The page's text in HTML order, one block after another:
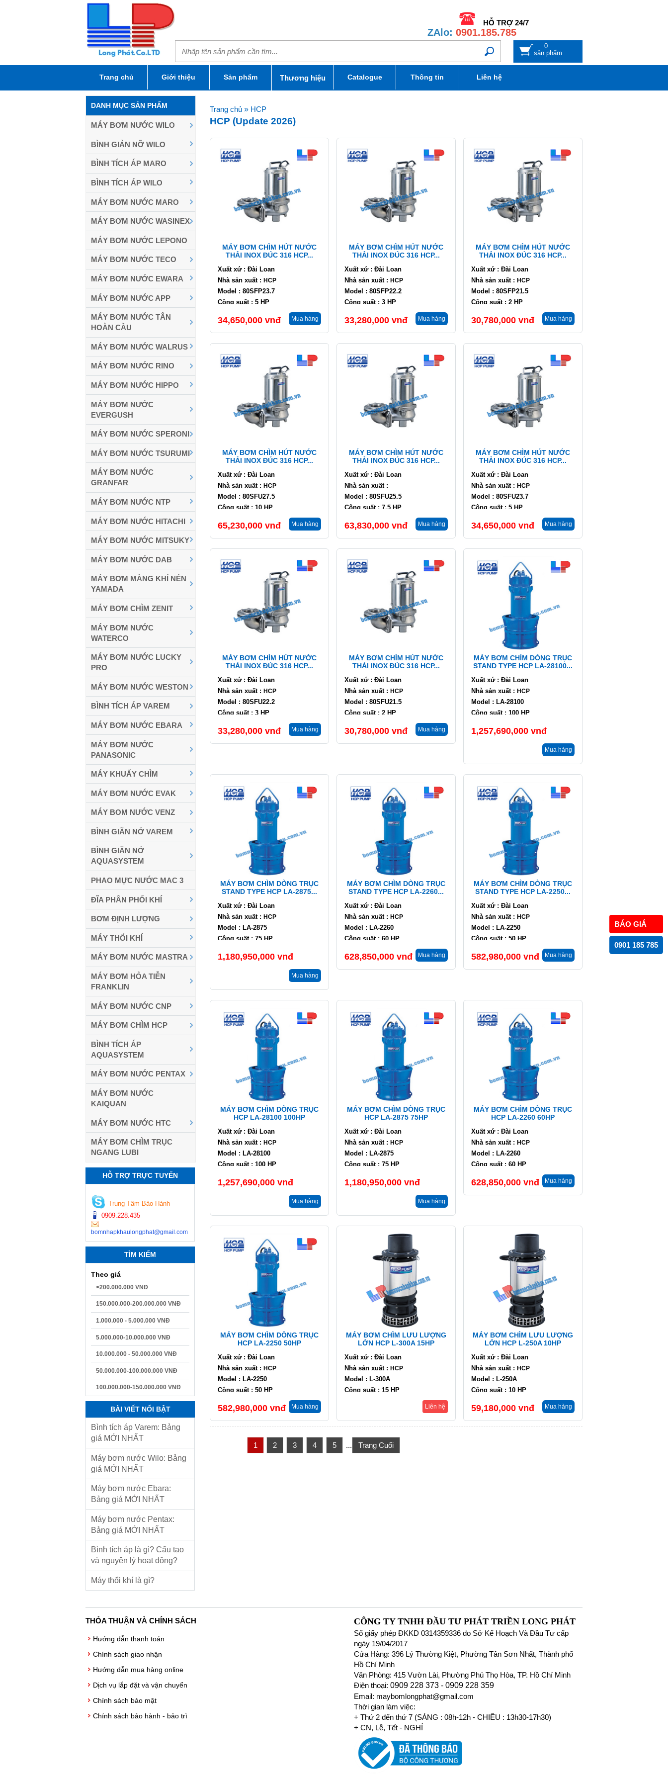
BÁO GIÁ
0901 185 785
HỖ TRỢ 24/7
ZAlo: 0901.185.785
0
sản phẩm
Trang chủ Giới thiệu Sản phẩm Thương hiệu Catalogue Thông tin Liên hệ
DANH MỤC SẢN PHẨM
MÁY BƠM NƯỚC WILO
BÌNH GIẢN NỠ WILO
BÌNH TÍCH ÁP MARO
BÌNH TÍCH ÁP WILO
MÁY BƠM NƯỚC MARO
MÁY BƠM NƯỚC WASINEX
MÁY BƠM NƯỚC LEPONO
MÁY BƠM NƯỚC TECO
MÁY BƠM NƯỚC EWARA
MÁY BƠM NƯỚC APP
MÁY BƠM NƯỚC TÂN
HOÀN CẦU
MÁY BƠM NƯỚC WALRUS
MÁY BƠM NƯỚC RINO
MÁY BƠM NƯỚC HIPPO
MÁY BƠM NƯỚC
EVERGUSH
MÁY BƠM NƯỚC SPERONI
MÁY BƠM NƯỚC TSURUMI
MÁY BƠM NƯỚC
GRANFAR
MÁY BƠM NƯỚC NTP
MÁY BƠM NƯỚC HITACHI
MÁY BƠM NƯỚC MITSUKY
MÁY BƠM NƯỚC DAB
MÁY BƠM MÀNG KHÍ NÉN
YAMADA
MÁY BƠM CHÌM ZENIT
MÁY BƠM NƯỚC
WATERCO
MÁY BƠM NƯỚC LUCKY
PRO
MÁY BƠM NƯỚC WESTON
BÌNH TÍCH ÁP VAREM
MÁY BƠM NƯỚC EBARA
MÁY BƠM NƯỚC
PANASONIC
MÁY KHUẤY CHÌM
MÁY BƠM NƯỚC EVAK
MÁY BOM NƯỚC VENZ
BÌNH GIÃN NỞ VAREM
BÌNH GIÃN NỞ
AQUASYSTEM
PHAO MỰC NƯỚC MAC 3
ĐĨA PHÂN PHỐI KHÍ
BƠM ĐỊNH LƯỢNG
MÁY THỔI KHÍ
MÁY BƠM NƯỚC MASTRA
MÁY BƠM HỎA TIỄN
FRANKLIN
MÁY BƠM NƯỚC CNP
MÁY BƠM CHÌM HCP
BÌNH TÍCH ÁP
AQUASYSTEM
MÁY BƠM NƯỚC PENTAX
MÁY BƠM NƯỚC
KAIQUAN
MÁY BƠM NƯỚC HTC
MÁY BƠM CHÌM TRỤC
NGANG LUBI
HỖ TRỢ TRỰC TUYẾN
Trung Tâm Bảo Hành
0909.228.435
bomnhapkhaulongphat@gmail.com
TÌM KIẾM
Theo giá
>200.000.000 VNĐ
150.000.000-200.000.000 VNĐ
1.000.000 - 5.000.000 VNĐ
5.000.000-10.000.000 VNĐ
10.000.000 - 50.000.000 VNĐ
50.000.000-100.000.000 VNĐ
100.000.000-150.000.000 VNĐ
BÀI VIẾT NỔI BẬT
Bình tích áp Varem: Bảng
giá MỚI NHẤT
Máy bơm nước Wilo: Bảng
giá MỚI NHẤT
Máy bơm nước Ebara:
Bảng giá MỚI NHẤT
Máy bơm nước Pentax:
Bảng giá MỚI NHẤT
Bình tích áp là gì? Cấu tạo
và nguyên lý hoạt động?
Máy thổi khí là gì?
Trang chủ » HCP
HCP (Update 2026)
MÁY BƠM CHÌM HÚT NƯỚC
THẢI INOX ĐÚC 316 HCP...
Xuất xứ : Đài Loan
Nhà sản xuất : HCP
Model : 80SFP23.7
Công suất : 5 HP
Cột áp : 20.5 m
34,650,000 vnđ Mua hàng
MÁY BƠM CHÌM HÚT NƯỚC
THẢI INOX ĐÚC 316 HCP...
Xuất xứ : Đài Loan
Nhà sản xuất : HCP
Model : 80SFP22.2
Công suất : 3 HP
Cột áp : 13 m
33,280,000 vnđ Mua hàng
MÁY BƠM CHÌM HÚT NƯỚC
THẢI INOX ĐÚC 316 HCP...
Xuất xứ : Đài Loan
Nhà sản xuất : HCP
Model : 80SFP21.5
Công suất : 2 HP
Cột áp : 8.5 m
30,780,000 vnđ Mua hàng
MÁY BƠM CHÌM HÚT NƯỚC
THẢI INOX ĐÚC 316 HCP...
Xuất xứ : Đài Loan
Nhà sản xuất : HCP
Model : 80SFU27.5
Công suất : 10 HP
Cột áp : 26 m
65,230,000 vnđ Mua hàng
MÁY BƠM CHÌM HÚT NƯỚC
THẢI INOX ĐÚC 316 HCP...
Xuất xứ : Đài Loan
Nhà sản xuất :
Model : 80SFU25.5
Công suất : 7.5 HP
Cột áp : 21 m
63,830,000 vnđ Mua hàng
MÁY BƠM CHÌM HÚT NƯỚC
THẢI INOX ĐÚC 316 HCP...
Xuất xứ : Đài Loan
Nhà sản xuất : HCP
Model : 80SFU23.7
Công suất : 5 HP
Cột áp : 17.5 m
34,650,000 vnđ Mua hàng
MÁY BƠM CHÌM HÚT NƯỚC
THẢI INOX ĐÚC 316 HCP...
Xuất xứ : Đài Loan
Nhà sản xuất : HCP
Model : 80SFU22.2
Công suất : 3 HP
Cột áp : 13 m
33,280,000 vnđ Mua hàng
MÁY BƠM CHÌM HÚT NƯỚC
THẢI INOX ĐÚC 316 HCP...
Xuất xứ : Đài Loan
Nhà sản xuất : HCP
Model : 80SFU21.5
Công suất : 2 HP
Cột áp : 8.5 m
30,780,000 vnđ Mua hàng
MÁY BƠM CHÌM DÒNG TRỤC
STAND TYPE HCP LA-28100...
Xuất xứ : Đài Loan
Nhà sản xuất : HCP
Model : LA-28100
Công suất : 100 HP
Cột áp : 4 m
1,257,690,000 vnđ
Mua hàng
MÁY BƠM CHÌM DÒNG TRỤC
STAND TYPE HCP LA-2875...
Xuất xứ : Đài Loan
Nhà sản xuất : HCP
Model : LA-2875
Công suất : 75 HP
Cột áp : 3.5 m
1,180,950,000 vnđ
Mua hàng
MÁY BƠM CHÌM DÒNG TRỤC
STAND TYPE HCP LA-2260...
Xuất xứ : Đài Loan
Nhà sản xuất : HCP
Model : LA-2260
Công suất : 60 HP
Cột áp : 6 m
628,850,000 vnđ Mua hàng
MÁY BƠM CHÌM DÒNG TRỤC
STAND TYPE HCP LA-2250...
Xuất xứ : Đài Loan
Nhà sản xuất : HCP
Model : LA-2250
Công suất : 50 HP
Cột áp : 4 m
582,980,000 vnđ Mua hàng
MÁY BƠM CHÌM DÒNG TRỤC
HCP LA-28100 100HP
Xuất xứ : Đài Loan
Nhà sản xuất : HCP
Model : LA-28100
Công suất : 100 HP
Cột áp : 4 m
1,257,690,000 vnđ
Mua hàng
MÁY BƠM CHÌM DÒNG TRỤC
HCP LA-2875 75HP
Xuất xứ : Đài Loan
Nhà sản xuất : HCP
Model : LA-2875
Công suất : 75 HP
Cột áp : 3.5 m
1,180,950,000 vnđ
Mua hàng
MÁY BƠM CHÌM DÒNG TRỤC
HCP LA-2260 60HP
Xuất xứ : Đài Loan
Nhà sản xuất : HCP
Model : LA-2260
Công suất : 60 HP
Cột áp : 6 m
628,850,000 vnđ Mua hàng
MÁY BƠM CHÌM DÒNG TRỤC
HCP LA-2250 50HP
Xuất xứ : Đài Loan
Nhà sản xuất : HCP
Model : LA-2250
Công suất : 50 HP
Cột áp : 4 m
582,980,000 vnđ Mua hàng
MÁY BƠM CHÌM LƯU LƯỢNG
LỚN HCP L-300A 15HP
Xuất xứ : Đài Loan
Nhà sản xuất : HCP
Model : L-300A
Công suất : 15 HP
Liên hệ
MÁY BƠM CHÌM LƯU LƯỢNG
LỚN HCP L-250A 10HP
Xuất xứ : Đài Loan
Nhà sản xuất : HCP
Model : L-250A
Công suất : 10 HP
Cột áp : 4 m
59,180,000 vnđ Mua hàng
1 2 3 4 5 ... Trang Cuối
THỎA THUẬN VÀ CHÍNH SÁCH
Hướng dẫn thanh toán
Chính sách giao nhận
Hướng dẫn mua hàng online
Dịch vụ lắp đặt và vận chuyển
Chính sách bảo mật
Chính sách bảo hành - bảo trì
CÔNG TY TNHH ĐẦU TƯ PHÁT TRIỀN LONG PHÁT
Số giấy phép ĐKKD 0314359336 do Sở Kế Hoạch Và Đầu Tư cấp
ngày 19/04/2017
Cửa Hàng: 396 Lý Thường Kiệt, Phường Tân Sơn Nhất, Thành phố
Hồ Chí Minh
Văn Phòng: 415 Vườn Lài, Phường Phú Thọ Hòa, TP. Hồ Chí Minh
Điện thoại: 0909 228 373 - 0909 228 359
Email: maybomlongphat@gmail.com
Thời gian làm việc:
+ Thứ 2 đến thứ 7 (SÁNG : 08h-12h - CHIỀU : 13h30-17h30)
+ CN, Lễ, Tết - NGHỈ